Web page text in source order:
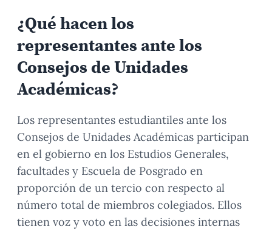
¿Quéhacen los
representantes ante los
Consejos de Unidades
Académicas?
Los representantes estudiantiles ante los
Consejos de Unidades Académicas participan
en el gobierno en los Estudios Generales,
facultades y Escuela de Posgrado en
proporción de un tercio con respecto al
número total de miembros colegiados. Ellos
tienen voz y voto en las decisiones internas